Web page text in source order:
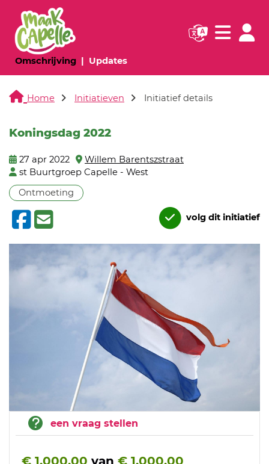
Omschrijving(huidige pagina)
Updates(huidige pagina)
Navigatie
Home Initiatieven Initiatief details
Koningsdag 2022
27 apr 2022
Willem Barentszstraat
st Buurtgroep Capelle - West
Ontmoeting
volg dit initiatief
een vraag stellen
€ 1.000,00 van € 1.000,00